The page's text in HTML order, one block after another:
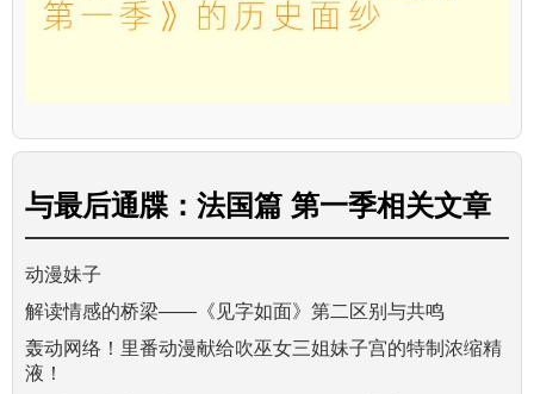
与最后通牒：法国篇 第一季相关文章
动漫妹子
解读情感的桥梁——《见字如面》第二区别与共鸣
轰动网络！里番动漫献给吹巫女三姐妹子宫的特制浓缩精
液！